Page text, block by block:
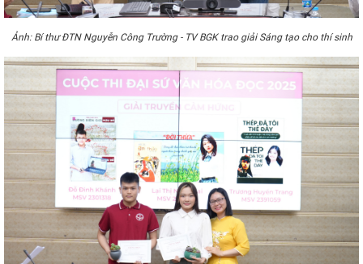
Ảnh: Bí thư ĐTN Nguyễn Công Trường - TV BGK trao giải Sáng tạo cho thí sinh